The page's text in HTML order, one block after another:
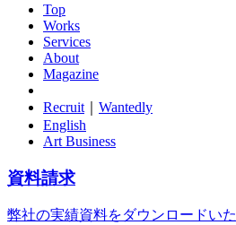
Top
Works
Services
About
Magazine
Recruit
Wantedly
English
Art Business
資料請求
弊社の実績資料をダウンロードい